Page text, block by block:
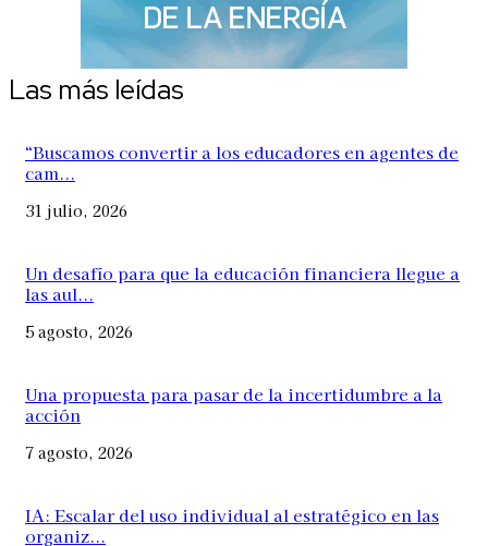
Las más leídas
“Buscamos convertir a los educadores en agentes de
cam...
31 julio, 2026
Un desafío para que la educación financiera llegue a
las aul...
5 agosto, 2026
Una propuesta para pasar de la incertidumbre a la
acción
7 agosto, 2026
IA: Escalar del uso individual al estratégico en las
organiz...